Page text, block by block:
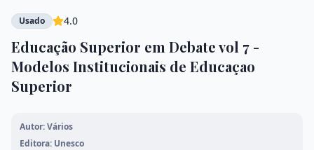
História e Política
Mangás Meio Ambiente
Mato Grosso
Usado 4.0
Educação Superior em Debate vol 7 -
Modelos Institucionais de Educaçao
Superior
Autor: Vários
Editora: Unesco